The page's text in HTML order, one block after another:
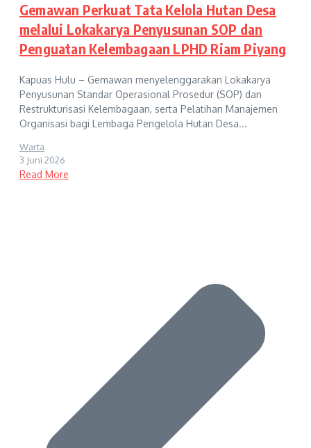
Gemawan Perkuat Tata Kelola Hutan Desa
melalui Lokakarya Penyusunan SOP dan
Penguatan Kelembagaan LPHD Riam Piyang
Kapuas Hulu – Gemawan menyelenggarakan Lokakarya
Penyusunan Standar Operasional Prosedur (SOP) dan
Restrukturisasi Kelembagaan, serta Pelatihan Manajemen
Organisasi bagi Lembaga Pengelola Hutan Desa...
Warta
3 Juni 2026
Read More